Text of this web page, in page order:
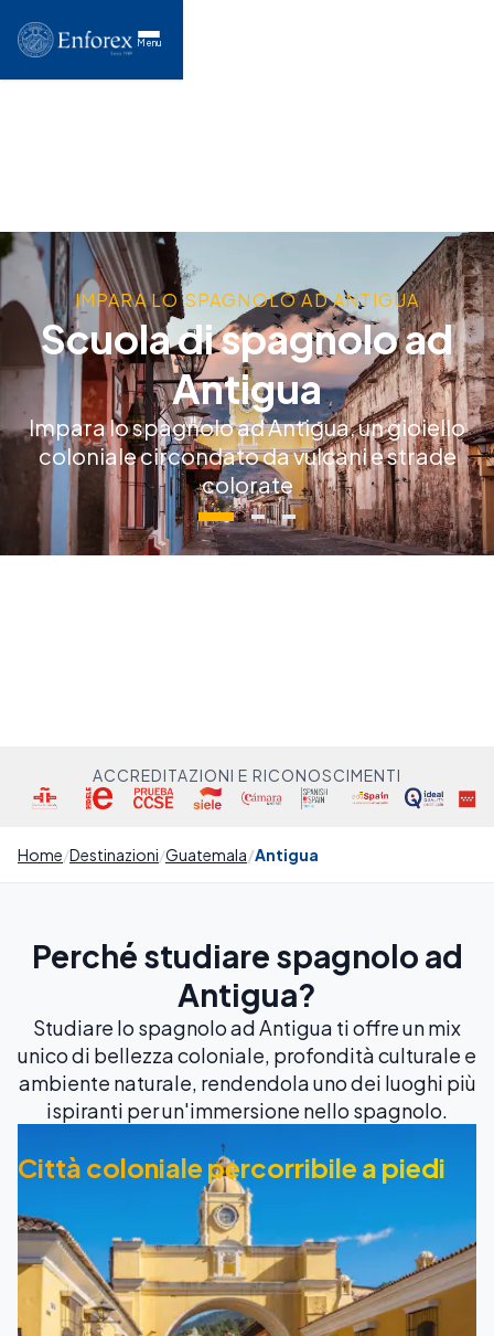
Menu
IMPARA LO SPAGNOLO AD ANTIGUA
Scuola di spagnolo ad
Antigua
Impara lo spagnolo ad Antigua, un gioiello
coloniale circondato da vulcani e strade
colorate
ACCREDITAZIONI E RICONOSCIMENTI
Home Destinazioni Guatemala Antigua
Perché studiare spagnolo ad
Antigua?
Studiare lo spagnolo ad Antigua ti offre un mix
unico di bellezza coloniale, profondità culturale e
ambiente naturale, rendendola uno dei luoghi più
ispiranti per un'immersione nello spagnolo.
Città coloniale percorribile a piedi